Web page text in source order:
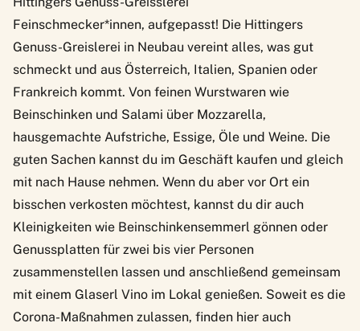
Feinschmecker*innen, aufgepasst! Die Hittingers
Genuss-Greislerei in Neubau vereint alles, was gut
schmeckt und aus Österreich, Italien, Spanien oder
Frankreich kommt. Von feinen Wurstwaren wie
Beinschinken und Salami über Mozzarella,
hausgemachte Aufstriche, Essige, Öle und Weine. Die
guten Sachen kannst du im Geschäft kaufen und gleich
mit nach Hause nehmen. Wenn du aber vor Ort ein
bisschen verkosten möchtest, kannst du dir auch
Kleinigkeiten wie Beinschinkensemmerl gönnen oder
Genussplatten für zwei bis vier Personen
zusammenstellen lassen und anschließend gemeinsam
mit einem Glaserl Vino im Lokal genießen. Soweit es die
Corona-Maßnahmen zulassen, finden hier auch